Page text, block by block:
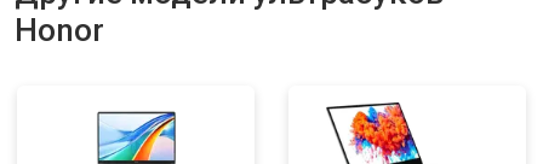
Замена материнской платы
Honor